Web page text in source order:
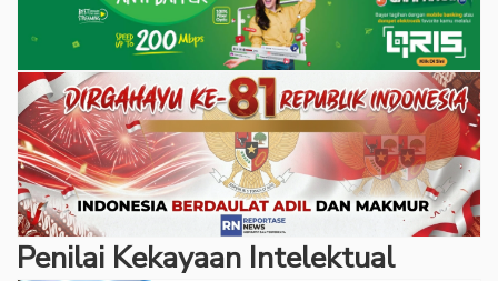
Penilai Kekayaan Intelektual